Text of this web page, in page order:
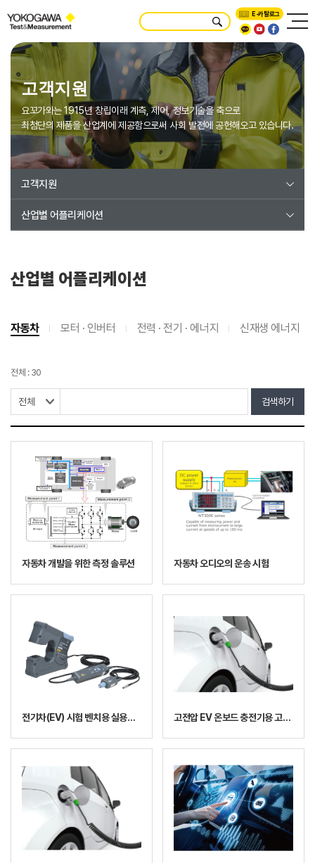
E-카탈로그
고객지원
요꼬가와는 1915년 창립이래 계측, 제어, 정보기술을 축으로
최첨단의 제품을 산업계에 제공함으로써 사회 발전에 공헌해오고 있습니다.
고객지원
산업별 어플리케이션
산업별 어플리케이션
자동차 모터 · 인버터 전력 · 전기 · 에너지 신재생 에너지
전체 : 30
검색하기
자동차 개발을 위한 측정 솔루션 자동차 오디오의 운송 시험
전기차(EV) 시험 벤치용 실용적 고정밀 전류 감지 고전압 EV 온보드 충전기용 고정밀 전력 측정